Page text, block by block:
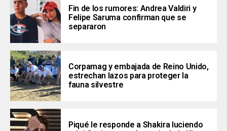
Fin de los rumores: Andrea Valdiri y
Felipe Saruma confirman que se
separaron
Corpamag y embajada de Reino Unido,
estrechan lazos para proteger la
fauna silvestre
Piqué le responde a Shakira luciendo